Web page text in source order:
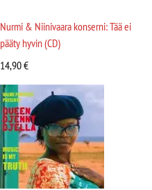
Nurmi & Niinivaara konserni: Tää ei
pääty hyvin (CD)
14,90€